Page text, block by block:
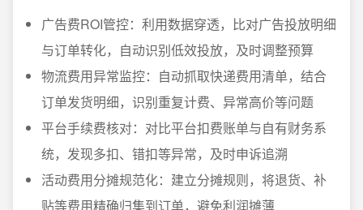
广告费ROI管控：利用数据穿透，比对广告投放明细
与订单转化，自动识别低效投放，及时调整预算
物流费用异常监控：自动抓取快递费用清单，结合
订单发货明细，识别重复计费、异常高价等问题
平台手续费核对：对比平台扣费账单与自有财务系
统，发现多扣、错扣等异常，及时申诉追溯
活动费用分摊规范化：建立分摊规则，将退货、补
贴等费用精确归集到订单，避免利润摊薄